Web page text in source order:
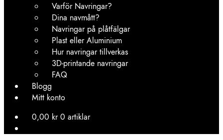
Varför Navringar?
Dina navmått?
Navringar på plåtfälgar
Plast eller Aluminium
Hur navringar tillverkas
3D-printande navringar
FAQ
Blogg
Mitt konto
0,00 kr 0 artiklar